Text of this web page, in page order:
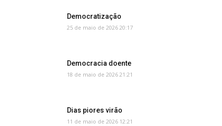
Democratização
25 de maio de 2026 20:17
Democracia doente
18 de maio de 2026 21:21
Dias piores virão
11 de maio de 2026 12:21